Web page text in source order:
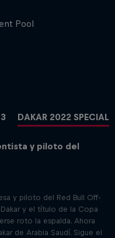
Pool
DAKAR 2022 SPECIAL
y piloto del
y piloto del Red Bull Off-
y el título de la Copa
roto la espalda. Ahora
de Arabia Saudí. Sigue el